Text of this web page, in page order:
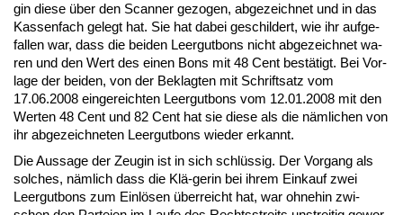
gin die­se über den Scan­ner ge­zo­gen, ab­ge­zeich­net und in das
Kas­sen­fach ge­legt hat. Sie hat da­bei ge­schil­dert, wie ihr auf­ge­
fal­len war, dass die bei­den Leer­gut­bons nicht ab­ge­zeich­net wa­
ren und den Wert des ei­nen Bons mit 48 Cent bestätigt. Bei Vor­
la­ge der bei­den, von der Be­klag­ten mit Schrift­satz vom
17.06.2008 ein­ge­reich­ten Leer­gut­bons vom 12.01.2008 mit den
Wer­ten 48 Cent und 82 Cent hat sie die­se als die nämli­chen von
ihr ab­ge­zeich­ne­ten Leer­gut­bons wie­der er­kannt.
Die Aus­sa­ge der Zeu­gin ist in sich schlüssig. Der Vor­gang als
sol­ches, nämlich dass die Klä-ge­rin bei ih­rem Ein­kauf zwei
Leer­gut­bons zum Einlösen über­reicht hat, war oh­ne­hin zwi­